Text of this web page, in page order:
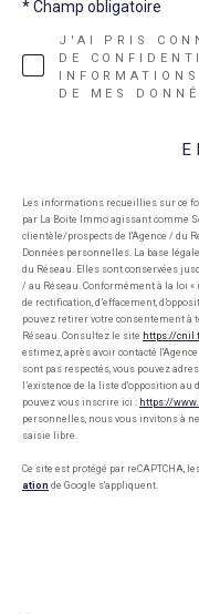
J'AI PRIS
DE
DE MES
* Champ obligatoire
Les informations recueillies sur ce
par La Boite Immo agissant comme
clientèle/prospects de l'Agence / du
Données personnelles. La base
du Réseau. Elles sont conservées
/ au Réseau. Conformément à la loi «
de rectification, d’effacement,
pouvez retirer votre consentement à
Réseau. Consultez le site https://
estimez, après avoir contacté
sont pas respectés, vous pouvez
l’existence de la liste d'opposition
pouvez vous inscrire ici : https://
personnelles, nous vous invitons à
saisie libre.
Ce site est protégé par reCAPTCHA,
ation de Google s'appliquent.